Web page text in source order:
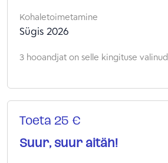
Kohaletoimetamine
Sügis 2026
3 hooandjat on selle kingituse valinud
Toeta 25 €
Suur, suur aitäh!